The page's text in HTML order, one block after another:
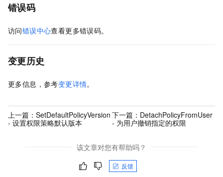
错误码
访问错误中心查看更多错误码。
变更历史
更多信息，参考变更详情。
上一篇： SetDefaultPolicyVersion
- 设置权限策略默认版本
下一篇： DetachPolicyFromUser
- 为用户撤销指定的权限
该文章对您有帮助吗？
反馈